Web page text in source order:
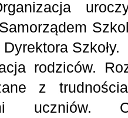
Szkoły.
rodziców.
z
uczniów.